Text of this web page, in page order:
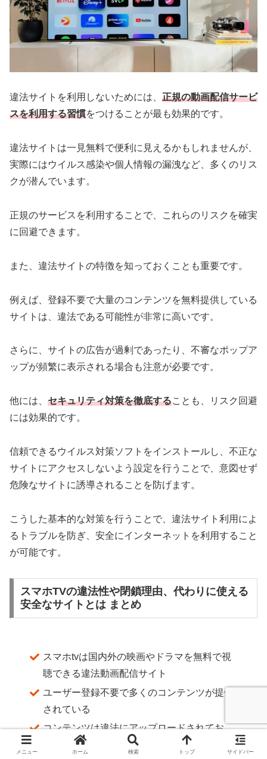
違法サイトを利用しないためには、 正規の動画配信サービ
スを利用する習慣をつけることが最も効果的です。
違法サイトは一見無料で便利に見えるかもしれませんが、
実際にはウイルス感染や個人情報の漏洩など、多くのリス
クが潜んでいます。
正規のサービスを利用することで、これらのリスクを確実
に回避できます。
また、違法サイトの特徴を知っておくことも重要です。
例えば、登録不要で大量のコンテンツを無料提供している
サイトは、違法である可能性が非常に高いです。
さらに、サイトの広告が過剰であったり、不審なポップア
ップが頻繁に表示される場合も注意が必要です。
他には、 セキュリティ対策を徹底することも、リスク回避
には効果的です。
信頼できるウイルス対策ソフトをインストールし、不正な
サイトにアクセスしないよう設定を行うことで、意図せず
危険なサイトに誘導されることを防げます。
こうした基本的な対策を行うことで、違法サイト利用によ
るトラブルを防ぎ、安全にインターネットを利用すること
が可能です。
スマホTVの違法性や閉鎖理由、代わりに使える
安全なサイトとは まとめ
スマホtvは国内外の映画やドラマを無料で視
聴できる違法動画配信サイト
ユーザー登録不要で多くのコンテンツが提供
されている
コンテンツは違法にアップロードされてお
り、著作権侵害の可能性が高い
メニュー ホーム 検索 トップ サイドバー